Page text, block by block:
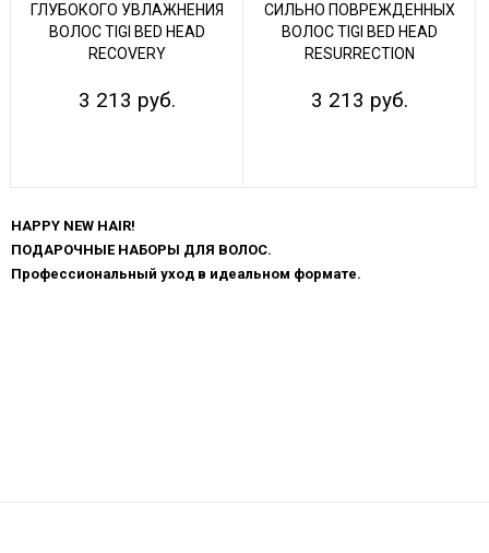
ГЛУБОКОГО УВЛАЖНЕНИЯ
ВОЛОС TIGI BED HEAD
RECOVERY
3 213 руб.
СИЛЬНО ПОВРЕЖДЕННЫХ
ВОЛОС TIGI BED HEAD
RESURRECTION
3 213 руб.
HAPPY NEW HAIR!
ПОДАРОЧНЫЕ НАБОРЫ ДЛЯ ВОЛОС.
Профессиональный уход в идеальном формате.